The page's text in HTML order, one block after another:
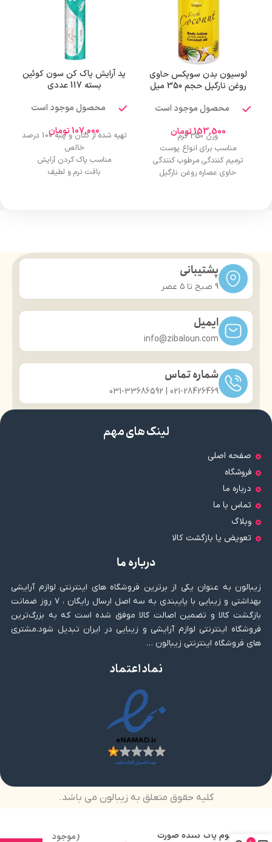
لوسیون بدن سوپکس حاوی
روغن نارگیل حجم 350 میل
محصول موجود است
153,500تومان
وزن 350 گرم
مناسب برای انواع پوست
ترمیم کنندگی مرطوب کنندگی
حاوی عصاره روغن نارگیل
دارای مجوز سازمان غذا و دارو
پد آرایش پاک کن سون کوئین
بسته 117 عددی
محصول موجود است
107,000تومان
تهیه شده از کتان و پنبه 100 درصد
خالص
مناسب پاک کردن آرایش
بافت نرم و لطیف
پشتیبانی
9 صبح تا ۵ عصر
ایمیل
info@zibaloun.com
شماره تماس
021-28426469 | 031-33686592
لینک های مهم
صفحه اصلی
فروشگاه
درباره ما
تماس با ما
وبلاگ
تعویض یا بازگشت کالا
درباره ما
زیبالون به عنوان یکی از برترین فروشگاه های اینترنتی لوازم آرایشی
بهداشتی و زیبایی با پایبندی به سه اصل ارسال رایگان ، ۷ روز ضمانت
بازگشت کالا و تضمین اصالت کالا موفق شده است که به بزرگ‌ترین
فروشگاه اینترنتی لوازم آرایشی و زیبایی در ایران تبدیل شود.مشتری
های فروشگاه اینترنتی زیبالون …
نماد اعتماد
کلیه حقوق متعلق به زیبالون می باشد.
فوم پاک کننده صورت
(موجود